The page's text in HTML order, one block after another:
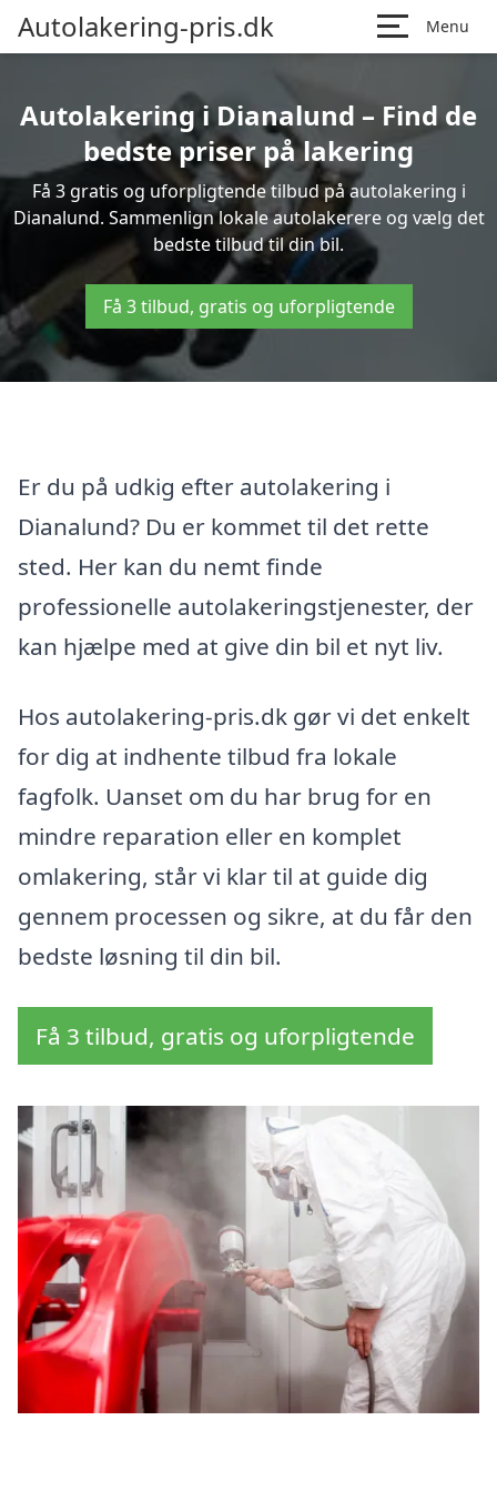
Autolakering-pris.dk Menu
Autolakering i Dianalund – Find de
bedste priser på lakering
Få 3 gratis og uforpligtende tilbud på autolakering i
Dianalund. Sammenlign lokale autolakerere og vælg det
bedste tilbud til din bil.
Få 3 tilbud, gratis og uforpligtende
Er du på udkig efter autolakering i
Dianalund? Du er kommet til det rette
sted. Her kan du nemt finde
professionelle autolakeringstjenester, der
kan hjælpe med at give din bil et nyt liv.
Hos autolakering-pris.dk gør vi det enkelt
for dig at indhente tilbud fra lokale
fagfolk. Uanset om du har brug for en
mindre reparation eller en komplet
omlakering, står vi klar til at guide dig
gennem processen og sikre, at du får den
bedste løsning til din bil.
Få 3 tilbud, gratis og uforpligtende